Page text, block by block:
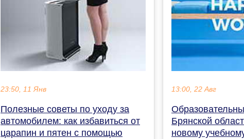
23:50, 11 Янв
Полезные советы по уходу за
автомобилем: как избавиться от
царапин и пятен с помощью
13:00, 22 Авг
Брянской
новому